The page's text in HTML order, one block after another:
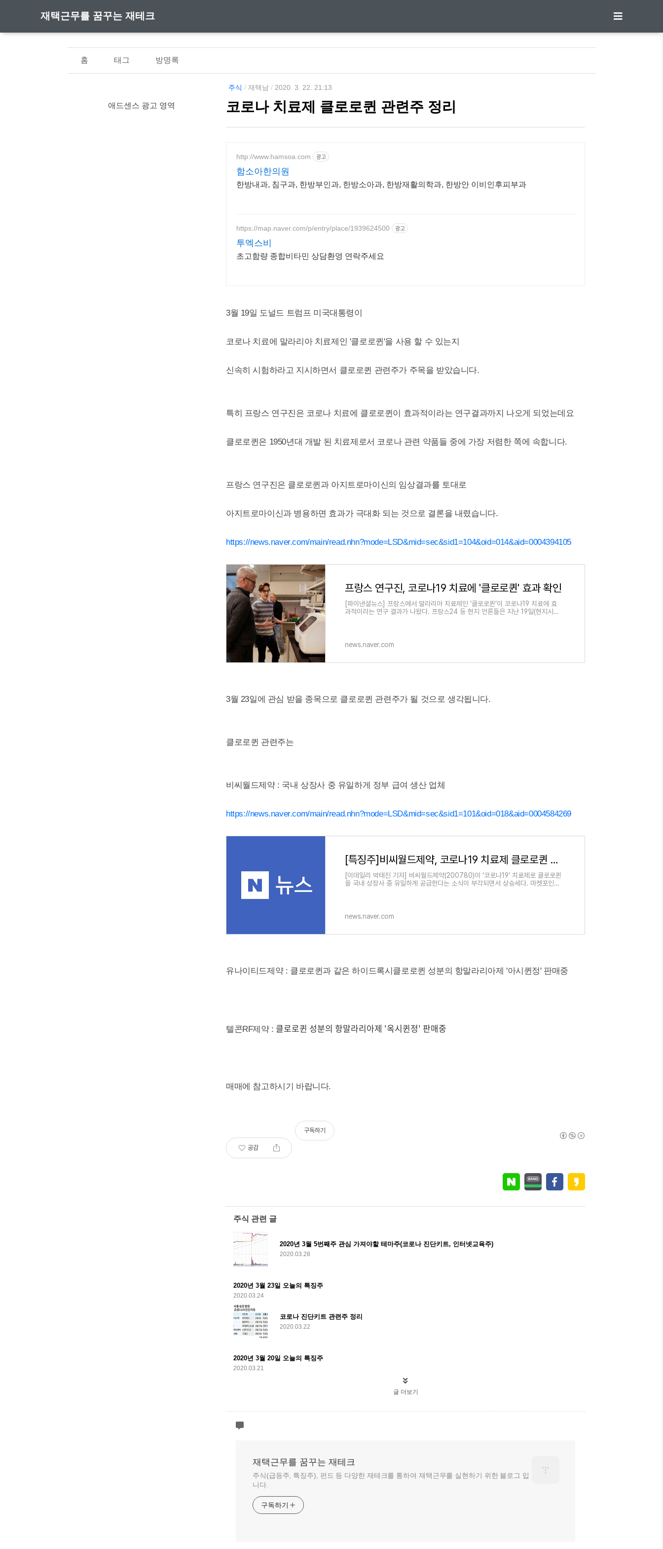
재택근무를 꿈꾸는 재테크
홈 태그 방명록
주식 /재택남 / 2020. 3. 22. 21:13
코로나 치료제 클로로퀸 관련주 정리
http://www.hamsoa.com 광고
함소아한의원
한방내과, 침구과, 한방부인과, 한방소아과, 한방재활의학과, 한방안 이비인후피부과
https://map.naver.com/p/entry/place/1939624500 광고
투엑스비
초고함량 종합비타민 상담환영 연락주세요
3월 19일 도널드 트럼프 미국대통령이
코로나 치료에 말라리아 치료제인 '클로로퀸'을 사용 할 수 있는지
신속히 시험하라고 지시하면서 클로로퀸 관련주가 주목을 받았습니다.
특히 프랑스 연구진은 코로나 치료에 클로로퀸이 효과적이라는 연구결과까지 나오게 되었는데요
클로로퀸은 1950년대 개발 된 치료제로서 코로나 관련 약품들 중에 가장 저렴한 쪽에 속합니다.
프랑스 연구진은 클로로퀸과 아지트로마이신의 임상결과를 토대로
아지트로마이신과 병용하면 효과가 극대화 되는 것으로 결론을 내렸습니다.
https://news.naver.com/main/read.nhn?mode=LSD&mid=sec&sid1=104&oid=014&aid=0004394105
프랑스 연구진, 코로나19 치료에 '클로로퀸' 효과 확인
[파이낸셜뉴스] 프랑스에서 말라리아 치료제인 ‘클로로퀸’이 코로나19 치료에 효
과적이라는 연구 결과가 나왔다. 프랑스24 등 현지 언론들은 지난 19일(현지시간)
news.naver.com
3월 23일에 관심 받을 종목으로 클로로퀸 관련주가 될 것으로 생각됩니다.
클로로퀸 관련주는
비씨월드제약 : 국내 상장사 중 유일하게 정부 급여 생산 업체
https://news.naver.com/main/read.nhn?mode=LSD&mid=sec&sid1=101&oid=018&aid=0004584269
[특징주]비씨월드제약, 코로나19 치료제 클로로퀸 공급 소식에 강세
[이데일리 박태진 기자] 비씨월드제약(200780)이 ‘코로나19’ 치료제로 클로로퀸
을 국내 상장사 중 유일하게 공급한다는 소식이 부각되면서 상승세다. 마켓포인트
news.naver.com
유나이티드제약 : 클로로퀸과 같은 하이드록시클로로퀸 성분의 항말라리아제 '아시퀸정' 판매중
텔콘RF제약 : 클로로퀸 성분의 항말라리아제 '옥시퀸정' 판매중
매매에 참고하시기 바랍니다.
공감
구독하기
주식 관련 글
2020년 3월 5번째주 관심 가져야할 테마주(코로나 진단키트, 인터넷교육주)
2020.03.28
2020년 3월 23일 오늘의 특징주
2020.03.24
코로나 진단키트 관련주 정리
2020.03.22
2020년 3월 20일 오늘의 특징주
2020.03.21
글 더보기
재택근무를 꿈꾸는 재테크
주식(급등주, 특징주), 펀드 등 다양한 재테크를 통하여 재택근무를 실현하기 위한 블로그 입
니다.
구독하기
애드센스 광고 영역